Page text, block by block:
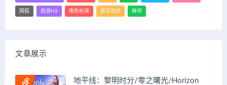
网狐 西游H5 角色扮演 赛车竞技 麻将
文章展示
地平线：黎明时分/零之曙光/Horizon